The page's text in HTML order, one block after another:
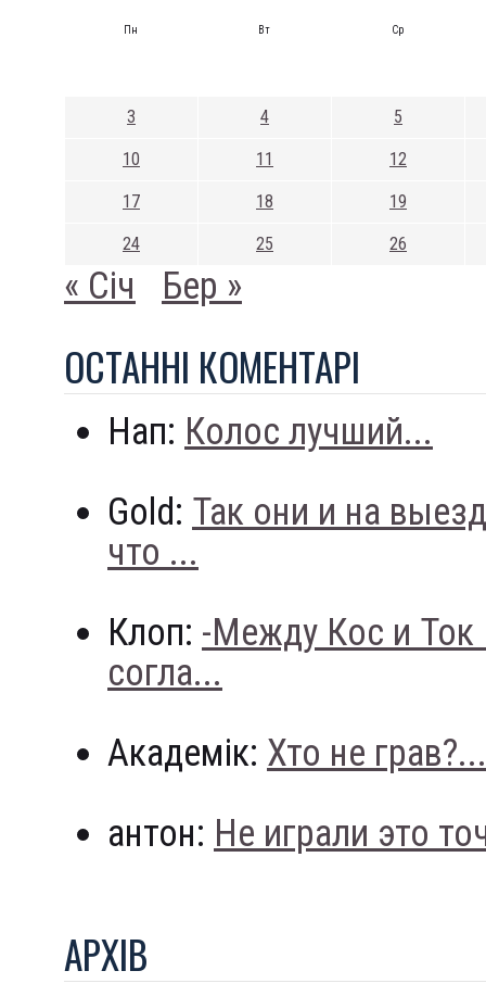
Пн Вт Ср
3 4 5
10 11 12
17 18 19
24 25 26
« Січ Бер »
ОСТАННI КОМЕНТАРI
Нап: Колос лучший...
Gold: Так они и на
что ...
Клоп: -Между Кос и
согла...
Академік: Хто не грав?...
антон: Не играли это
АРХIВ